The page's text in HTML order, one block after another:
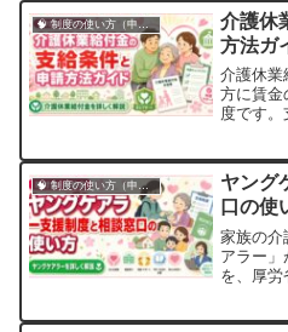
は男女
に、「加
など新た
の...
🧠 制度の使い方（申請・相談など）
介護休
方法ガ
介護休業
方に賃金
度です。
🧠 制度の使い方（申請・相談など）
ヤング
口の使
家族の介
アラー」
を、厚労